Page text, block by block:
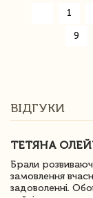
1
9
ВІДГУКИ
ТЕТЯНА
Брали
замовлення
задоволенні.